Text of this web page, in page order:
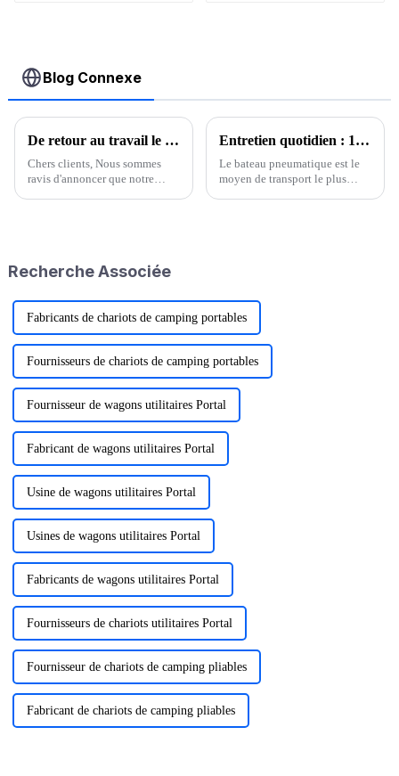
Blog Connexe
De retour au travail le 20 février 2024 !
Chers clients, Nous sommes
ravis d'annoncer que notre
vacances et…
Entretien quotidien : 10 conseils pour entretenir vos kayaks gonflables
Le bateau pneumatique est le
moyen de transport le plus
Recherche Associée
Fabricants de chariots de camping portables
Fournisseurs de chariots de camping portables
Fournisseur de wagons utilitaires Portal
Fabricant de wagons utilitaires Portal
Usine de wagons utilitaires Portal
Usines de wagons utilitaires Portal
Fabricants de wagons utilitaires Portal
Fournisseurs de chariots utilitaires Portal
Fournisseur de chariots de camping pliables
Fabricant de chariots de camping pliables